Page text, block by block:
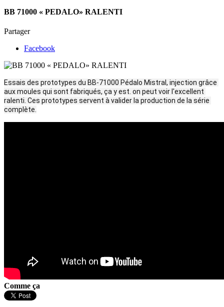
BB 71000 « PEDALO» RALENTI
Partager
Facebook
Essais des prototypes du BB-71000 Pédalo Mistral, injection grâce
aux moules qui sont fabriqués, ça y est. on peut voir l'excellent
ralenti. Ces prototypes servent à valider la production de la série
complète.
Comme ça